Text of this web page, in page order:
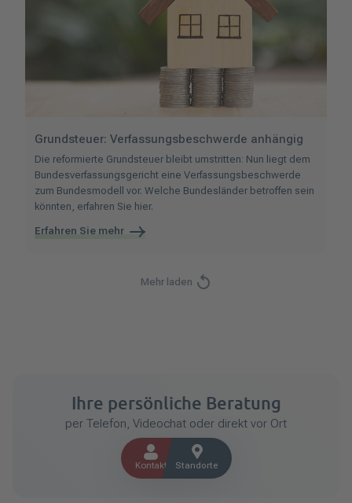
Grundsteuer: Verfassungsbeschwerde anhängig
Die reformierte Grundsteuer bleibt umstritten: Nun liegt dem
Bundesverfassungsgericht eine Verfassungsbeschwerde
zum Bundesmodell vor. Welche Bundesländer betroffen sein
könnten, erfahren Sie hier.
Erfahren Sie mehr
Mehr laden
Ihre persönliche Beratung
per Telefon, Videochat oder direkt vor Ort
Kontakt Standorte